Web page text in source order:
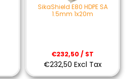
SikaShield E80 HDPE SA
1.5mm 1x20m
€232,50 / ST
€232,50 Excl Tax